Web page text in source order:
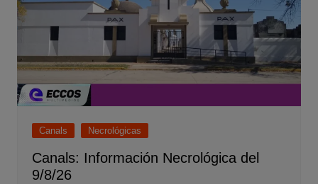
Canals Necrológicas
Canals: Información Necrológica del
9/8/26